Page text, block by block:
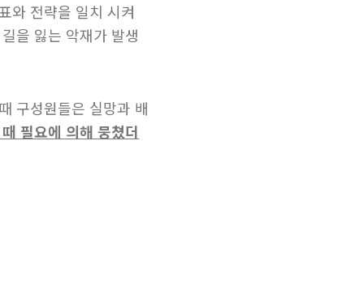
와 전략을 일치 시켜
을 잃는 악재가 발생
구성원들은 실망과 배
필요에 의해 뭉쳤더